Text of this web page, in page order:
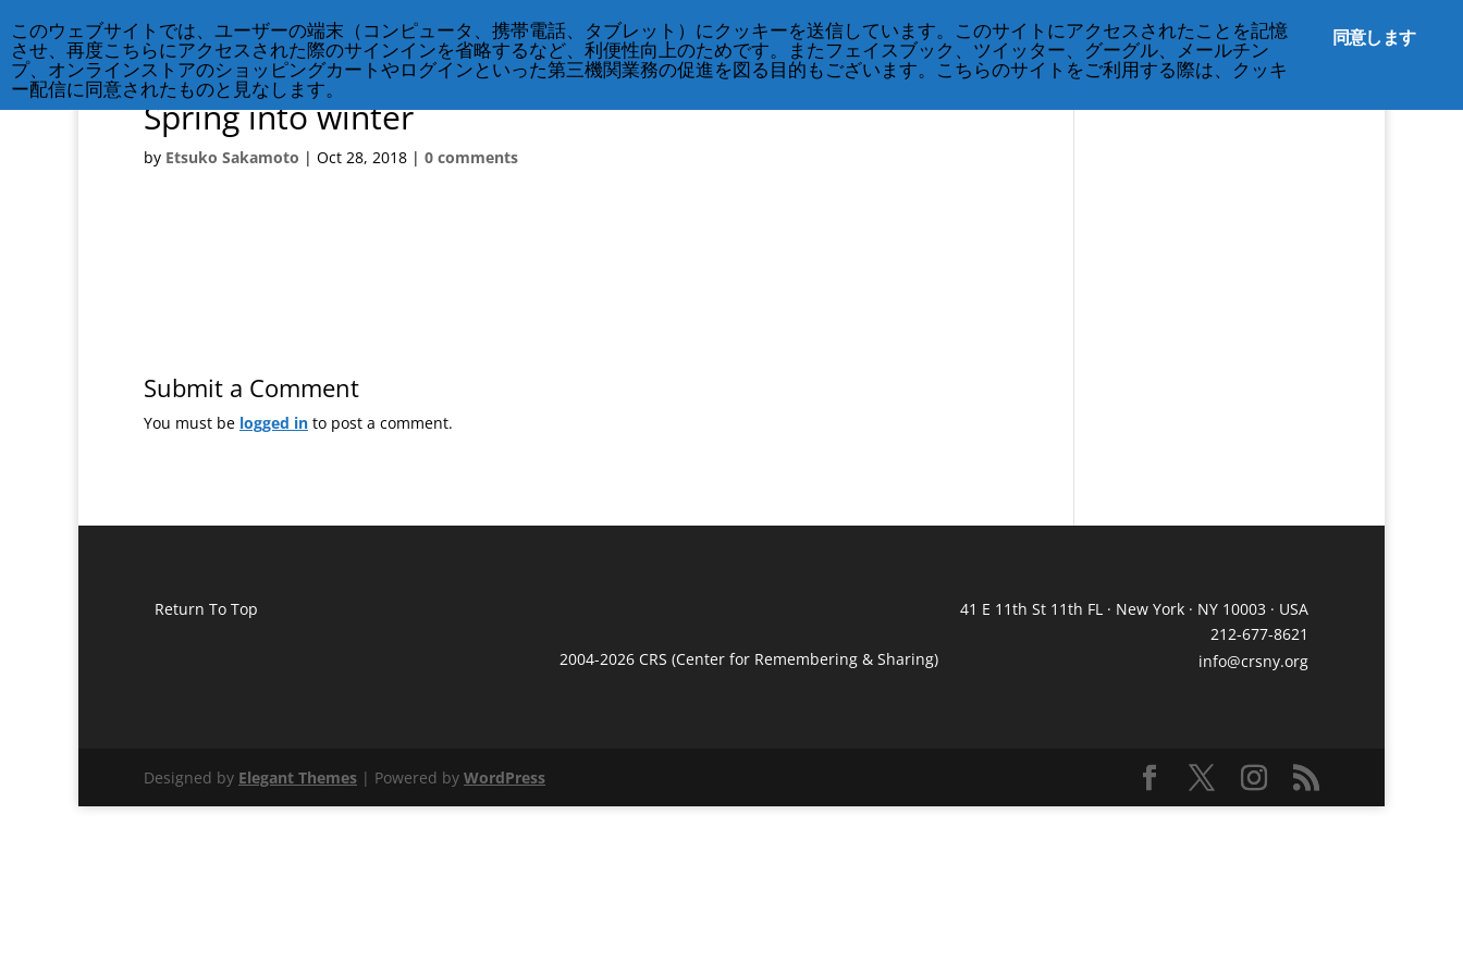
CRS クラス・スケジュール 奇跡のコース イベント プライバシーに関する規定
Spring into winter
by Etsuko Sakamoto | Oct 28, 2018 | 0 comments
Submit a Comment
You must be logged in to post a comment.
Return To Top
2004-2026 CRS (Center for Remembering & Sharing)
41 E 11th St 11th FL · New York · NY 10003 · USA
212-677-8621
info@crsny.org
Designed by Elegant Themes | Powered by WordPress
同意します
このウェブサイトでは、ユーザーの端末（コンピュータ、携帯電話、タブレット）にクッキーを送信しています。このサイトにアクセスされたことを記憶
させ、再度こちらにアクセスされた際のサインインを省略するなど、利便性向上のためです。またフェイスブック、ツイッター、グーグル、メールチン
プ、オンラインストアのショッピングカートやログインといった第三機関業務の促進を図る目的もございます。こちらのサイトをご利用する際は、クッキ
ー配信に同意されたものと見なします。